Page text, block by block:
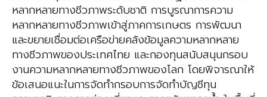
หลากหลายทางชีวภาพระดับชาติ การบูรณาการความ
หลากหลายทางชีวภาพเข้าสู่ภาคการเกษตร การพัฒนา
และขยายเชื่อมต่อเครือข่ายคลังข้อมูลความหลากหลาย
ทางชีวภาพของประเทศไทย และกองทุนสนับสนุนกรอบ
งานความหลากหลายทางชีวภาพของโลก โดยพิจารณาให้
ข้อเสนอแนะในการจัดทำกรอบการจัดทำบัญชีทุน